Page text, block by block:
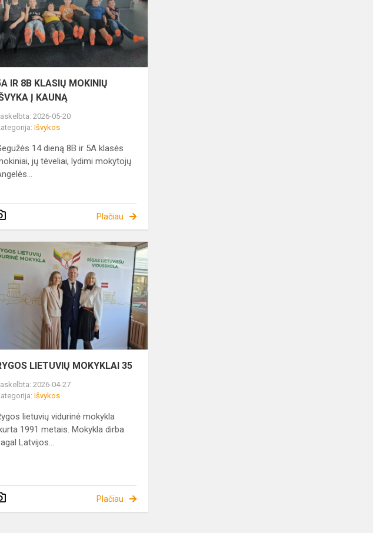
KLASIŲ
KAUNĄ
IR 8B KLASIŲ MOKINIŲ
Į KAUNĄ
2026-05-20
Išvykos
14 dieną 8B ir 5A klasės
jų tėveliai, lydimi mokytojų
Plačiau
RYGOS
LIETUVIŲ
MOKYKLAI
35
LIETUVIŲ MOKYKLAI 35
2026-04-27
Išvykos
lietuvių vidurinė mokykla
1991 metais. Mokykla dirba
Latvijos...
Plačiau